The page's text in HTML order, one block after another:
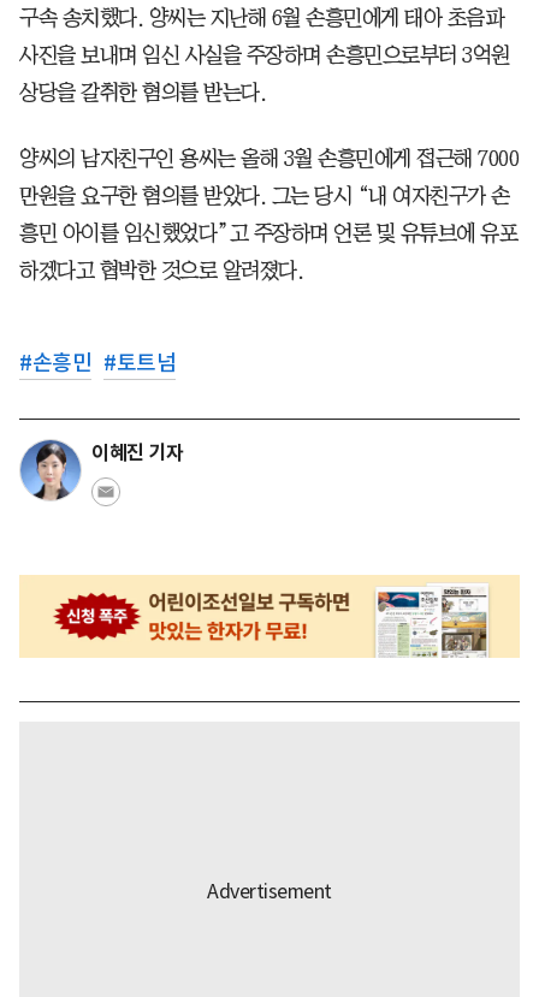
구속 송치했다. 양씨는 지난해 6월 손흥민에게 태아 초음파
사진을 보내며 임신 사실을 주장하며 손흥민으로부터 3억원
상당을 갈취한 혐의를 받는다.
양씨의 남자친구인 용씨는 올해 3월 손흥민에게 접근해 7000
만원을 요구한 혐의를 받았다. 그는 당시 “내 여자친구가 손
흥민 아이를 임신했었다”고 주장하며 언론 및 유튜브에 유포
하겠다고 협박한 것으로 알려졌다.
#손흥민 #토트넘
이혜진 기자